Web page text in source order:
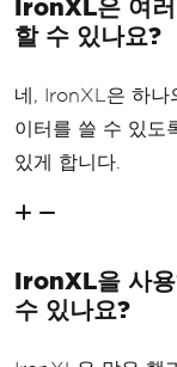
IronXL은 여
할 수 있나요?
네, IronXL은 하나
이터를 쓸 수 있도
있게 합니다.
IronXL을 사
수 있나요?